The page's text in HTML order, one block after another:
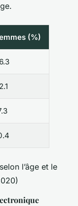
(%)
l’âge et le